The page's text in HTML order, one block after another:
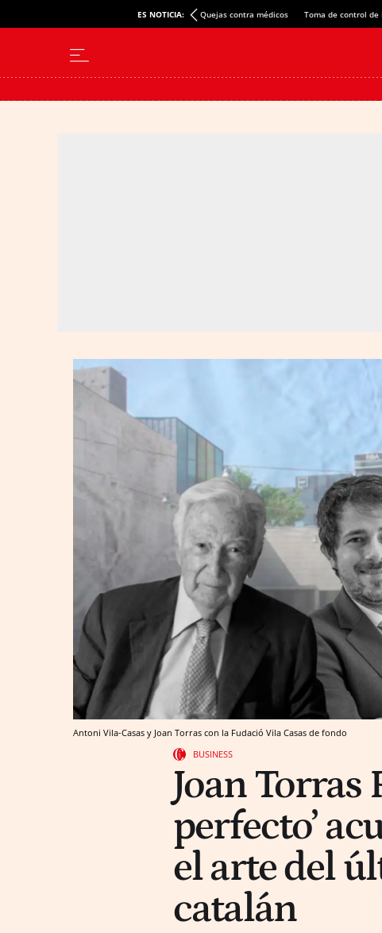
ES NOTICIA: Quejas contra médicos Toma de control de
Antoni Vila-Casas y Joan Torras con la Fudació Vila Casas de fondo
BUSINESS
Joan Torras
perfecto’
el arte del
catalán